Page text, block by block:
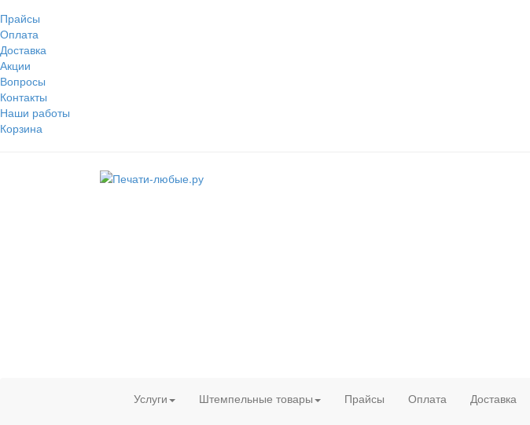
Прайсы
Оплата
Доставка
Акции
Вопросы
Контакты
Наши работы
Корзина
Услуги Штемпельные товары Прайсы Оплата Доставка